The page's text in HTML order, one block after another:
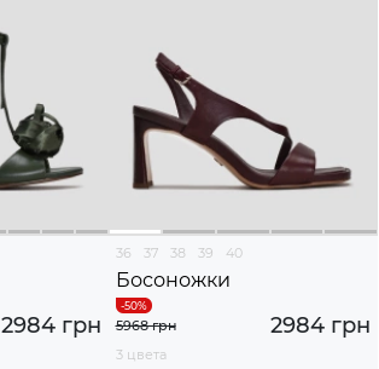
2984 грн
36 37 38 39 40
Босоножки
2984 грн
5968 грн
3 цвета